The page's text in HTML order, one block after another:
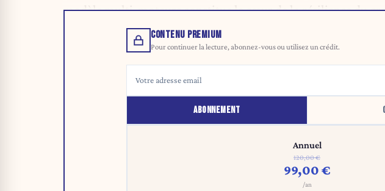
modèle multi-moteurs constitue le cœur de la résilience du
CONTENU PREMIUM
Pour continuer la lecture, abonnez-vous ou utilisez un crédit.
ABONNEMENT
Annuel
120,00 €
99,00 €
/an